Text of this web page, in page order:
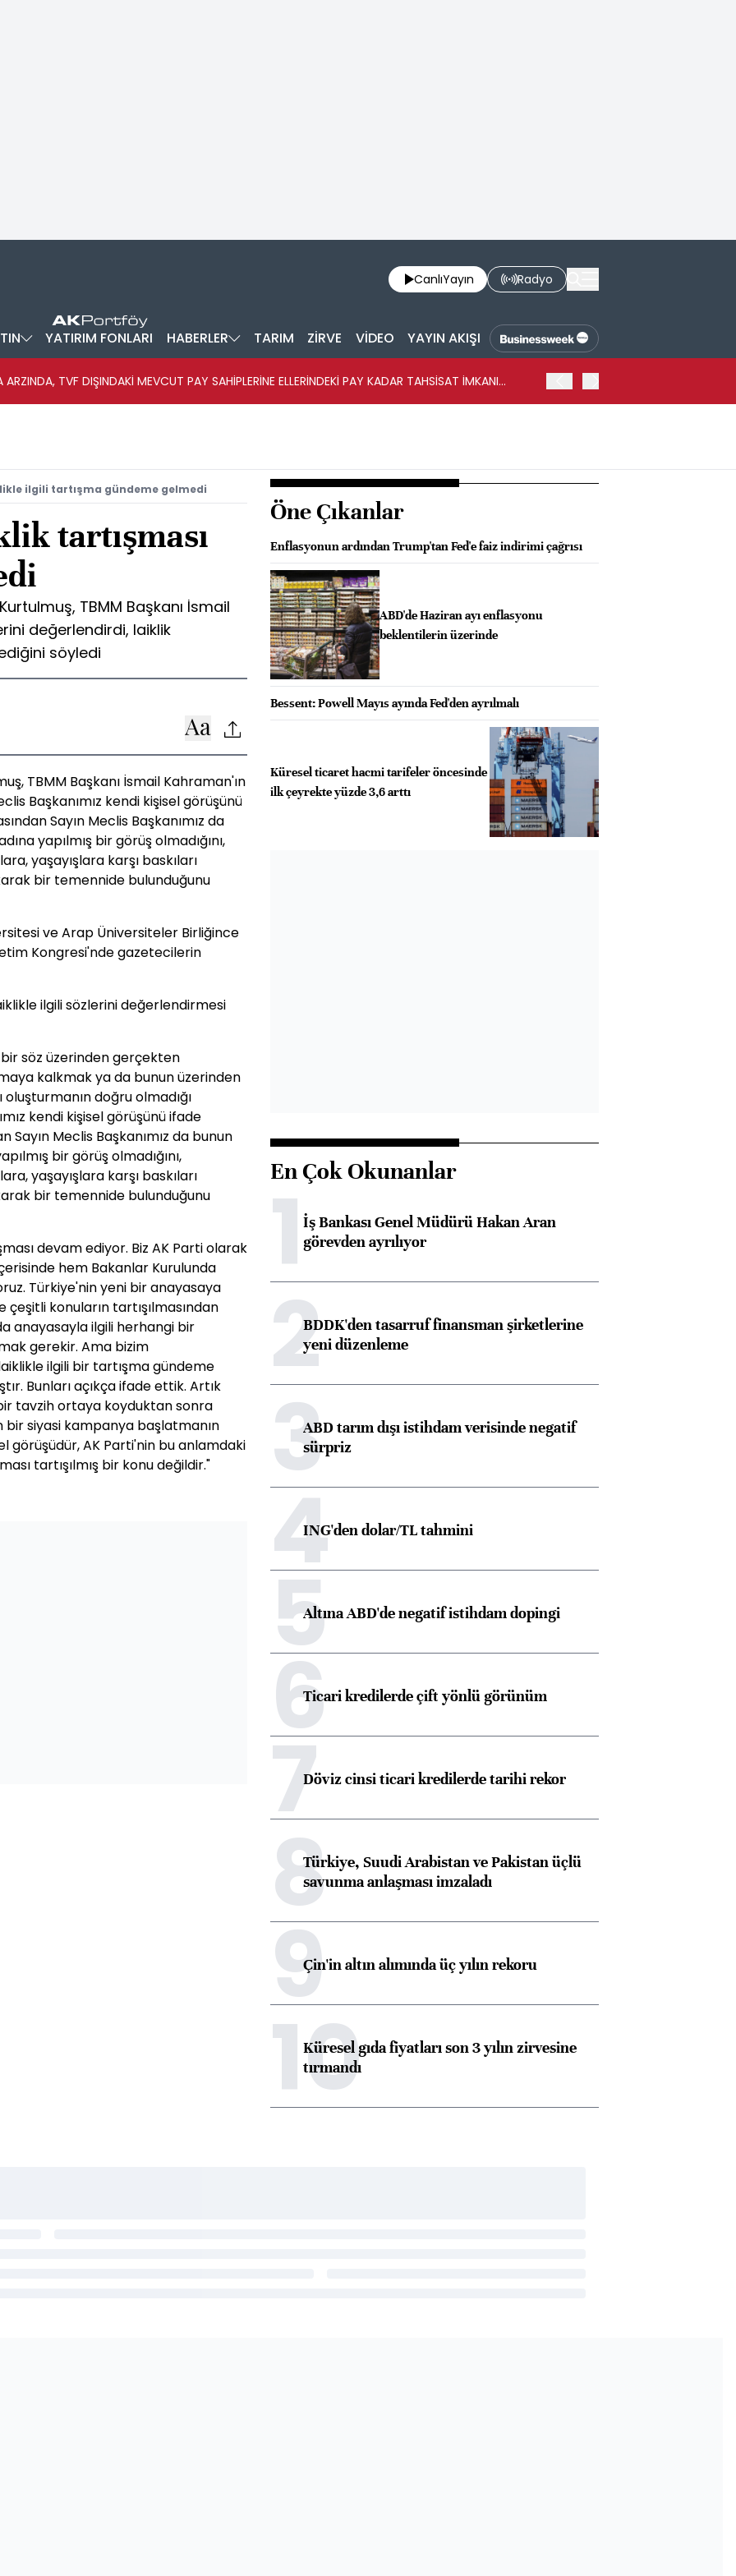
CanlıYayın Radyo
YATIRIM FONLARI HABERLER TARIM ZİRVE VİDEO YAYIN AKIŞI
ARZINDA, TVF DIŞINDAKİ MEVCUT PAY SAHİPLERİNE ELLERİNDEKİ PAY KADAR TAHSİSAT İMKANI
ilgili tartışma gündeme gelmedi
tartışması
TBMM Başkanı İsmail
değerlendirdi, laiklik
söyledi
TBMM Başkanı İsmail Kahraman'ın
Başkanımız kendi kişisel görüşünü
Sayın Meclis Başkanımız da
yapılmış bir görüş olmadığını,
yaşayışlara karşı baskıları
bir temennide bulunduğunu
ve Arap Üniversiteler Birliğince
Kongresi'nde gazetecilerin
ilgili sözlerini değerlendirmesi
bir söz üzerinden gerçekten
kalkmak ya da bunun üzerinden
doğru olmadığı
kendi kişisel görüşünü ifade
Sayın Meclis Başkanımız da bunun
bir görüş olmadığını,
yaşayışlara karşı baskıları
bir temennide bulunduğunu
devam ediyor. Biz AK Parti olarak
hem Bakanlar Kurulunda
Türkiye'nin yeni bir anayasaya
çeşitli konuların tartışılmasından
anayasayla ilgili herhangi bir
gerekir. Ama bizim
ilgili bir tartışma gündeme
Bunları açıkça ifade ettik. Artık
tavzih ortaya koyduktan sonra
siyasi kampanya başlatmanın
görüşüdür, AK Parti'nin bu anlamdaki
tartışılmış bir konu değildir."
Öne Çıkanlar
Enflasyonun ardından Trump'tan Fed'e faiz indirimi çağrısı
ABD'de Haziran ayı enflasyonu
beklentilerin üzerinde
Bessent: Powell Mayıs ayında Fed'den ayrılmalı
Küresel ticaret hacmi tarifeler öncesinde
ilk çeyrekte yüzde 3,6 arttı
En Çok Okunanlar
1İş Bankası Genel Müdürü Hakan Aran
görevden ayrılıyor
2BDDK'den tasarruf finansman şirketlerine
yeni düzenleme
3ABD tarım dışı istihdam verisinde negatif
sürpriz
4ING'den dolar/TL tahmini
5Altına ABD'de negatif istihdam dopingi
6Ticari kredilerde çift yönlü görünüm
7Döviz cinsi ticari kredilerde tarihi rekor
8Türkiye, Suudi Arabistan ve Pakistan üçlü
savunma anlaşması imzaladı
9Çin'in altın alımında üç yılın rekoru
10
Küresel gıda fiyatları son 3 yılın zirvesine
tırmandı